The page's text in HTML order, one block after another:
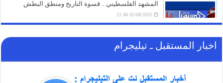
المشهد الفلسطيني .. قسوة التاريخ ومنطق البطش
02/08/2025 21:48
اخبار المستقبل ـ تيليجرام